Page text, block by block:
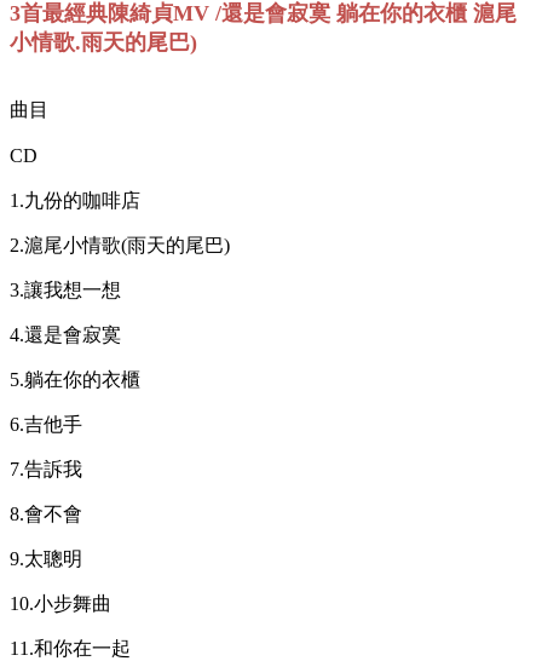
3首最經典陳綺貞MV /還是會寂寞 躺在你的衣櫃 滬尾
小情歌.雨天的尾巴)
曲目
CD
1.九份的咖啡店
2.滬尾小情歌(雨天的尾巴)
3.讓我想一想
4.還是會寂寞
5.躺在你的衣櫃
6.吉他手
7.告訴我
8.會不會
9.太聰明
10.小步舞曲
11.和你在一起